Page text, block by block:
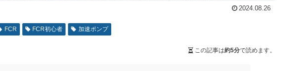
2024.08.26
FCR FCR初心者 加速ポンプ
この記事は約5分で読めます。